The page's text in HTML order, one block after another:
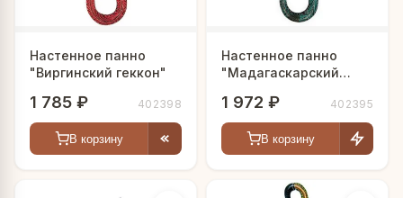
Настенное панно
"Виргинский геккон"
1 785 ₽ 402398
В корзину
Настенное панно
"Мадагаскарский
1 972 ₽ 402395
В корзину